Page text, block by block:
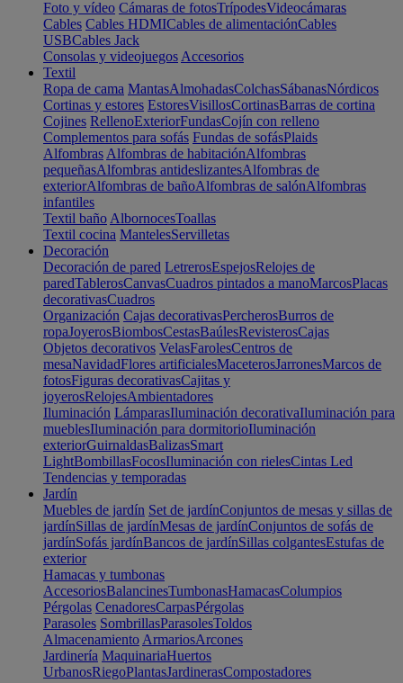
Foto y vídeo Cámaras de fotosTrípodesVideocámaras
Cables Cables HDMICables de alimentaciónCables
USBCables Jack
Consolas y videojuegos Accesorios
Textil
Ropa de cama MantasAlmohadasColchasSábanasNórdicos
Cortinas y estores EstoresVisillosCortinasBarras de cortina
Cojines RellenoExteriorFundasCojín con relleno
Complementos para sofás Fundas de sofásPlaids
Alfombras Alfombras de habitaciónAlfombras
pequeñasAlfombras antideslizantesAlfombras de
exteriorAlfombras de bañoAlfombras de salónAlfombras
infantiles
Textil baño AlbornocesToallas
Textil cocina MantelesServilletas
Decoración
Decoración de pared LetrerosEspejosRelojes de
paredTablerosCanvasCuadros pintados a manoMarcosPlacas
decorativasCuadros
Organización Cajas decorativasPercherosBurros de
ropaJoyerosBiombosCestasBaúlesRevisterosCajas
Objetos decorativos VelasFarolesCentros de
mesaNavidadFlores artificialesMaceterosJarronesMarcos de
fotosFiguras decorativasCajitas y
joyerosRelojesAmbientadores
Iluminación LámparasIluminación decorativaIluminación para
mueblesIluminación para dormitorioIluminación
exteriorGuirnaldasBalizasSmart
LightBombillasFocosIluminación con rielesCintas Led
Tendencias y temporadas
Jardín
Muebles de jardín Set de jardínConjuntos de mesas y sillas de
jardínSillas de jardínMesas de jardínConjuntos de sofás de
jardínSofás jardínBancos de jardínSillas colgantesEstufas de
exterior
Hamacas y tumbonas
AccesoriosBalancinesTumbonasHamacasColumpios
Pérgolas CenadoresCarpasPérgolas
Parasoles SombrillasParasolesToldos
Almacenamiento ArmariosArcones
Jardinería MaquinariaHuertos
UrbanosRiegoPlantasJardinerasCompostadores